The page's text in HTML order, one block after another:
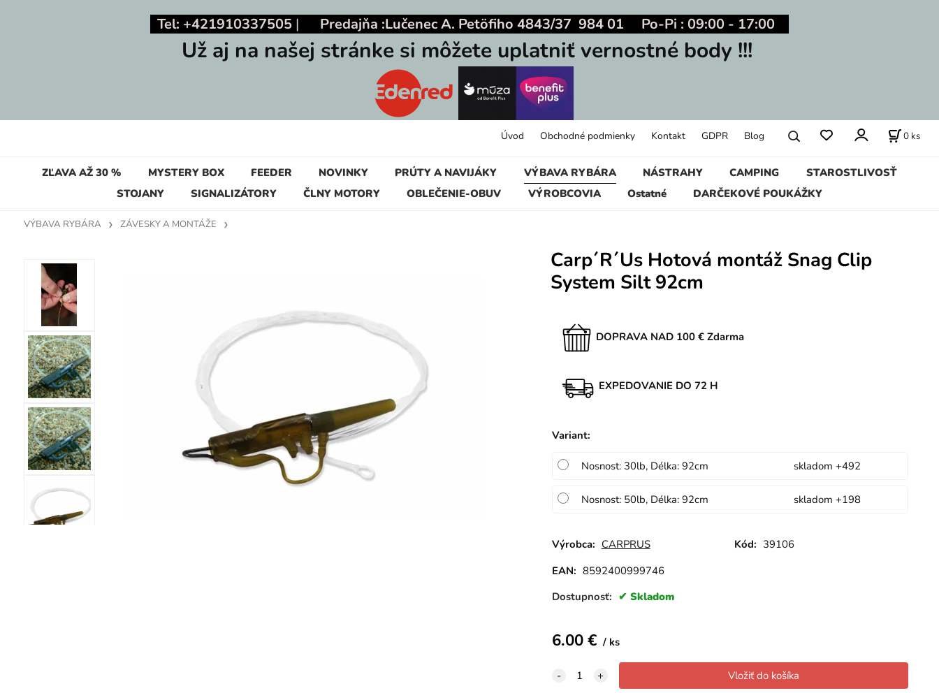
Tel: +421910337505 | Predajňa :Lučenec A. Petöfiho 4843/37 984 01 Po-Pi : 09:00 - 17:00
Už aj na našej stránke si môžete uplatniť vernostné body !!!
ZĽAVA AŽ 30 % MYSTERY BOX FEEDER NOVINKY PRÚTY A NAVIJÁKY VÝBAVA RYBÁRA NÁSTRAHY CAMPING
STAROSTLIVOSŤ
STOJANY
SIGNALIZÁTORY ČLNY MOTORY OBLEČENIE-OBUV VÝROBCOVIA Ostatné DARČEKOVÉ POUKÁŽKY
Úvod Obchodné podmienky Kontakt GDPR Blog 0 ks
VÝBAVA RYBÁRA ZÁVESKY A MONTÁŽE
Carp´R´Us Hotová montáž Snag Clip
System Silt 92cm
DOPRAVA NAD 100 € Zdarma
EXPEDOVANIE DO 72 H
Variant:
Nosnost: 30lb, Délka: 92cm skladom +492
Nosnost: 50lb, Délka: 92cm skladom +198
Výrobca: CARPRUS Kód: 39106
EAN: 8592400999746
Dostupnosť:
Skladom
6.00€ ks